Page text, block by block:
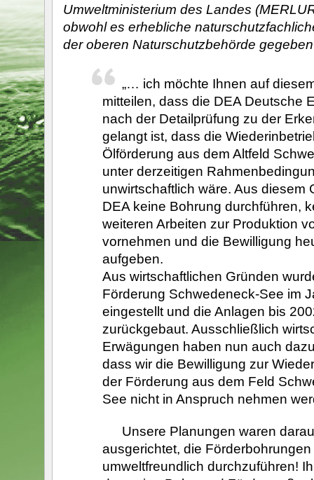
Umweltministerium des Landes
obwohl es erhebliche
der oberen Naturschutzbehörde
„… ich möchte Ihnen auf
mitteilen, dass die DEA Deutsche
nach der Detailprüfung zu der
gelangt ist, dass die
Ölförderung aus dem Altfeld
unter derzeitigen
unwirtschaftlich wäre. Aus diesem
DEA keine Bohrung durchführen,
weiteren Arbeiten zur Produktion
vornehmen und die Bewilligung
aufgeben.
Aus wirtschaftlichen Gründen
Förderung Schwedeneck-See im
eingestellt und die Anlagen bis
zurückgebaut. Ausschließlich
Erwägungen haben nun auch
dass wir die Bewilligung zur
der Förderung aus dem Feld
See nicht in Anspruch nehmen
Unsere Planungen waren
ausgerichtet, die Förderbohrungen
umweltfreundlich durchzuführen!